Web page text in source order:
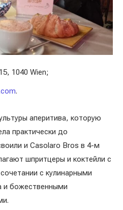
1040 Wien;
.
аперитива, которую
практически до
и Casolaro Bros в 4-м
шпритцеры и коктейли с
с кулинарными
и божественными